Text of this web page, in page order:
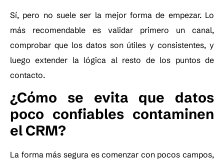
Sí, pero no suele ser la mejor forma de empezar. Lo
más recomendable es validar primero un canal,
comprobar que los datos son útiles y consistentes, y
luego extender la lógica al resto de los puntos de
contacto.
¿Cómo se evita que datos
poco confiables contaminen
el CRM?
La forma más segura es comenzar con pocos campos,